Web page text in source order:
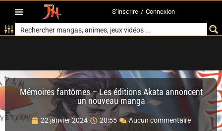
S’inscrire / Connexion
Mémoires fantômes – Les éditions Akata annoncent
un nouveau manga
22 janvier 2024 20:55
Aucun commentaire